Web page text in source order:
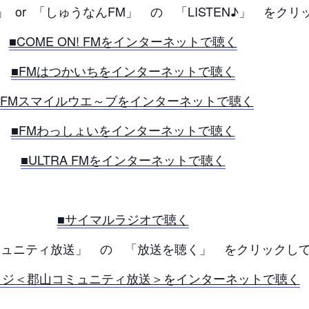
or 「しゅうなんFM」 の 「LISTEN♪」 をクリ
■COME ON! FMをインターネットで聴く
■FMはつかいちをインターネットで聴く
スマイルウエ～ブをインターネットで聴く
■FMわっしょいをインターネットで聴く
■ULTRA FMをインターネットで聴く
■サイマルラジオで聴く
ュニティ放送」 の 「放送を聴く」 をクリックし
＜郡山コミュニティ放送＞をインターネットで聴く